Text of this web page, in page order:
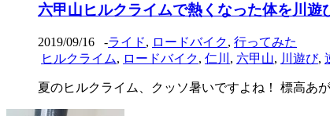
六甲山ヒルクライムで熱くなった体を川
2019/09/16 -ライド, ロードバイク, 行ってみた
ヒルクライム, ロードバイク, 仁川 , 六甲山, 川遊び,
夏のヒルクライム、クッソ暑いですよね！ 標高あ